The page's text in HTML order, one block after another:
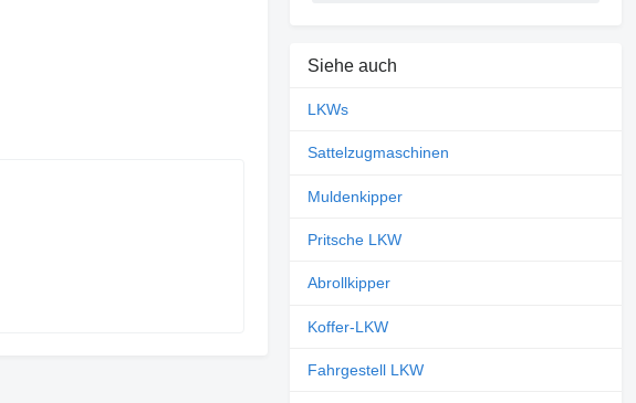
Siehe auch
LKWs
Sattelzugmaschinen
Muldenkipper
Pritsche LKW
Abrollkipper
Koffer-LKW
Fahrgestell LKW